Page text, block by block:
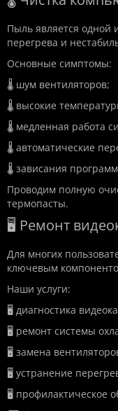
Пыль является одной
перегрева и
Основные симптомы:
🌡️ шум вентиляторов;
🌡️ высокие
🌡️ медленная работа
🌡️ автоматические
🌡️ зависания
Проводим полную
термопасты.
🖥️ Ремонт
Для многих
ключевым
Наши услуги:
🖥️ диагностика
🖥️ ремонт системы
🖥️ замена
🖥️ устранение
🖥️ профилактическое